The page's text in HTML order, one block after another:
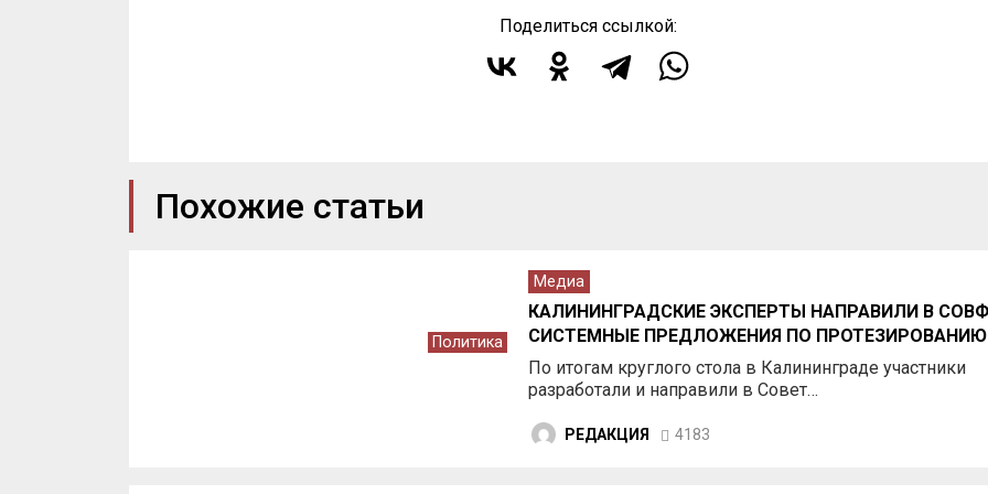
Поделиться ссылкой:
Похожие статьи
Политика
Медиа
КАЛИНИНГРАДСКИЕ ЭКСПЕРТЫ НАПРАВИЛИ В
СИСТЕМНЫЕ ПРЕДЛОЖЕНИЯ ПО ПРОТЕЗИРОВАНИЮ
По итогам круглого стола в Калининграде участники
разработали и направили в Совет…
РЕДАКЦИЯ 4183